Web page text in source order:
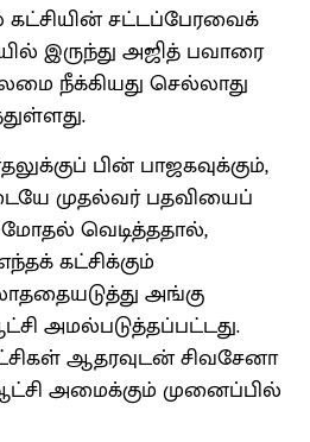
கட்சியின் சட்டப்பேரவைக்
இருந்து அஜித் பவாரை
நீக்கியது செல்லாது
பின் பாஜகவுக்கும்,
முதல்வர் பதவியைப்
வெடித்ததால்,
கட்சிக்கும்
அங்கு
அமல்படுத்தப்பட்டது.
ஆதரவுடன் சிவசேனா
அமைக்கும் முனைப்பில்